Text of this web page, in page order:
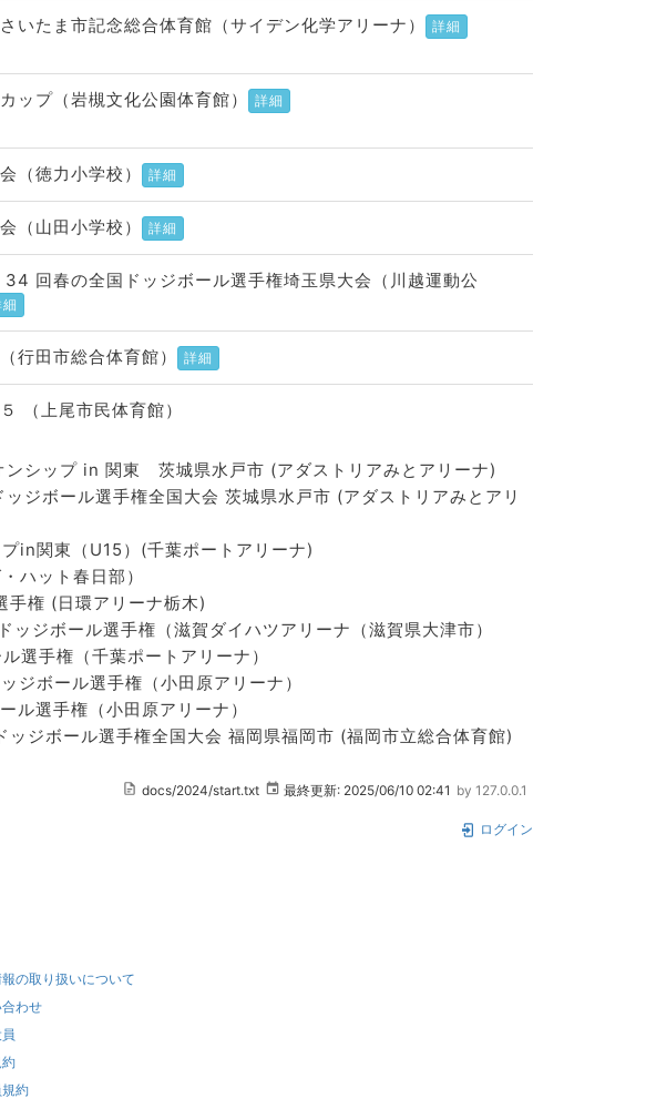
いたま市記念総合体育館（サイデン化学アリーナ） 詳細
ップ（岩槻文化公園体育館） 詳細
（徳力小学校） 詳細
（山田小学校） 詳細
34 回春の全国ドッジボール選手権埼玉県大会（川越運動公
行田市総合体育館） 詳細
（上尾市民体育館）
シップ in 関東 茨城県水戸市 (アダストリアみとアリーナ)
ジボール選手権全国大会 茨城県水戸市 (アダストリアみとアリ
in関東（U15）(千葉ポートアリーナ)
ハット春日部）
権 (日環アリーナ栃木)
ジボール選手権（滋賀ダイハツアリーナ（滋賀県大津市）
選手権（千葉ポートアリーナ）
ボール選手権（小田原アリーナ）
選手権（小田原アリーナ）
ジボール選手権全国大会 福岡県福岡市 (福岡市立総合体育館)
docs/2024/start.txt 最終更新: 2025/06/10 02:41 by 127.0.0.1
ログイン
の取り扱いについて
わせ
約